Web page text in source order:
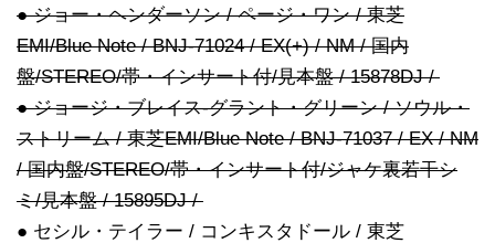
● ジョー・ヘンダーソン / ページ・ワン / 東芝
EMI/Blue Note / BNJ-71024 / EX(+) / NM / 国内
盤/STEREO/帯・インサート付/見本盤 / 15878DJ /
● ジョージ・ブレイス-グラント・グリーン / ソウル・
ストリーム / 東芝EMI/Blue Note / BNJ-71037 / EX / NM
/ 国内盤/STEREO/帯・インサート付/ジャケ裏若干シ
ミ/見本盤 / 15895DJ /
● セシル・テイラー / コンキスタドール / 東芝